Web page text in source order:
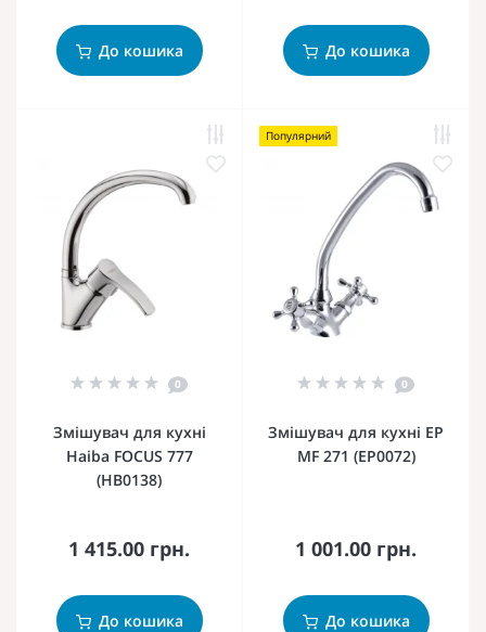
До кошика До кошика
0
Змішувач для кухні
Haiba FOCUS 777
(HB0138)
1 415.00 грн.
До кошика
Популярний
0
Змішувач для кухні EP
MF 271 (EP0072)
1 001.00 грн.
До кошика